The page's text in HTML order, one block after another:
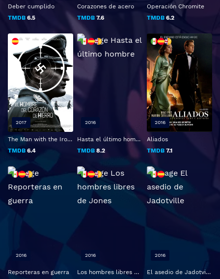
Deber cumplido
TMDB 6.5
Corazones de acero
TMDB 7.6
Operación Chromite
TMDB6.2
The Man with the Iron Heart
TMDB 6.4
2017
Hasta el último hombre
TMDB 8.2
2016
Aliados
TMDB7.1
2016
Reporteras en guerra
2016
Los hombres libres de Jones
2016
El asedio de Jadotville
2016